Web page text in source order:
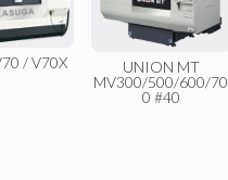
/ V70X
UNION MT
MV300/500/600/70
0 #40